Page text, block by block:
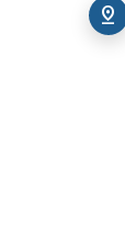
pin_drop